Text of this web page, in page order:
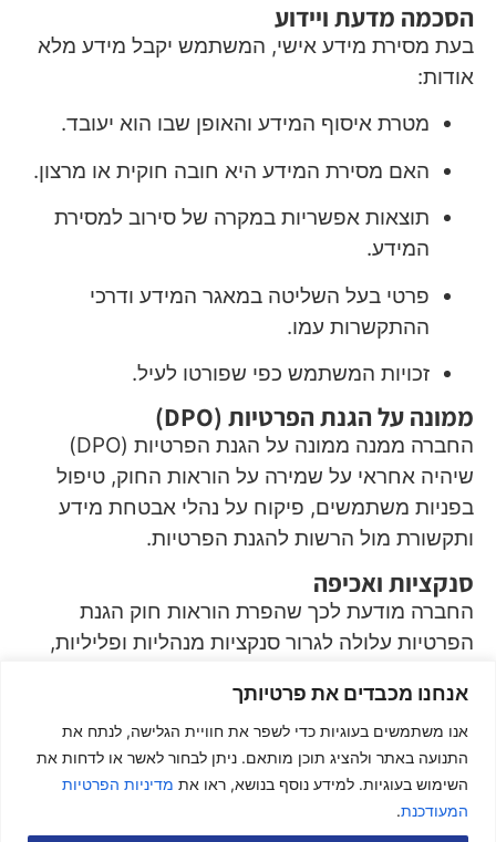
אנחנו מכבדים את פרטיותך
אנו משתמשים בעוגיות כדי לשפר את חוויית הגלישה, לנתח את
התנועה באתר ולהציג תוכן מותאם. ניתן לבחור לאשר או לדחות את
השימוש בעוגיות. למידע נוסף בנושא, ראו את מדיניות הפרטיות
המעודכנת.
הסכמה מדעת ויידוע
בעת מסירת מידע אישי, המשתמש יקבל מידע מלא
אודות:
מטרת איסוף המידע והאופן שבו הוא יעובד.
האם מסירת המידע היא חובה חוקית או מרצון.
תוצאות אפשריות במקרה של סירוב למסירת
המידע.
פרטי בעל השליטה במאגר המידע ודרכי
ההתקשרות עמו.
זכויות המשתמש כפי שפורטו לעיל.
ממונה על הגנת הפרטיות (DPO)
החברה ממנה ממונה על הגנת הפרטיות (DPO)
שיהיה אחראי על שמירה על הוראות החוק, טיפול
בפניות משתמשים, פיקוח על נהלי אבטחת מידע
ותקשורת מול הרשות להגנת הפרטיות.
סנקציות ואכיפה
החברה מודעת לכך שהפרת הוראות חוק הגנת
הפרטיות עלולה לגרור סנקציות מנהליות ופליליות,
פרטי יצירת קשר עם הממונה:
במקרה של שאלות, תלונות או בקשות למימוש זכויות
פרטיות, ניתן לפנות אלינו: